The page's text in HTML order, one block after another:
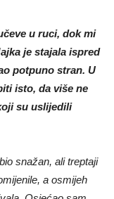
u ruci, dok mi
je stajala ispred
potpuno stran. U
isto, da više ne
su uslijedili
snažan, ali treptaji
a osmijeh